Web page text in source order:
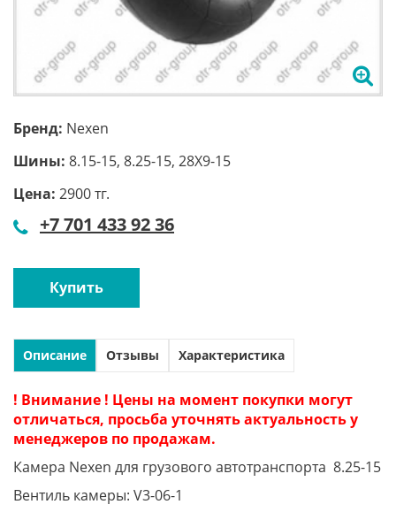
Бренд: Nexen
Шины: 8.15-15, 8.25-15, 28X9-15
Цена: 2900 тг.
+7 701 433 92 36
Купить
Описание Отзывы Характеристика
! Внимание ! Цены на момент покупки могут
отличаться, просьба уточнять актуальность у
менеджеров по продажам.
Камера Nexen для грузового автотранспорта 8.25-15
Вентиль камеры: V3-06-1